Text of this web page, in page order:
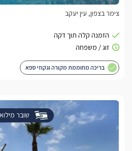
צימר בצפון, עין יעקב
בריכה מחוממת מקורה וגקוזי ספא
שובר